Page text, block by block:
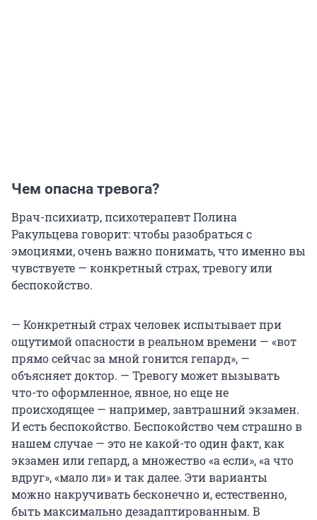
Чем опасна тревога?
Врач-психиатр, психотерапевт Полина
Ракульцева говорит: чтобы разобраться с
эмоциями, очень важно понимать, что именно вы
чувствуете — конкретный страх, тревогу или
беспокойство.
— Конкретный страх человек испытывает при
ощутимой опасности в реальном времени — «вот
прямо сейчас за мной гонится гепард», —
объясняет доктор. — Тревогу может вызывать
что-то оформленное, явное, но еще не
происходящее — например, завтрашний экзамен.
И есть беспокойство. Беспокойство чем страшно в
нашем случае — это не какой-то один факт, как
экзамен или гепард, а множество «а если», «а что
вдруг», «мало ли» и так далее. Эти варианты
можно накручивать бесконечно и, естественно,
быть максимально дезадаптированным. В